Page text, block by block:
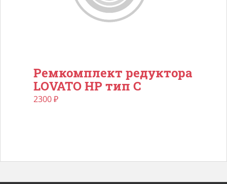
Ремкомплект редуктора
LOVATO HP тип С
2300₽